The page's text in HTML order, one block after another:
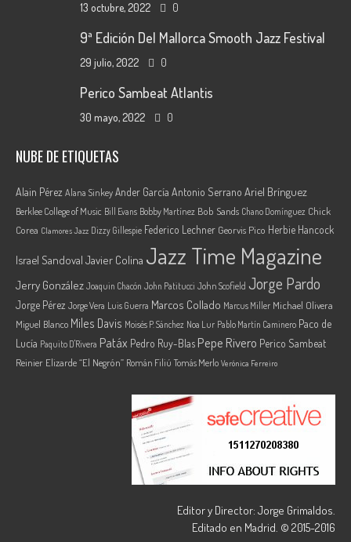
13 octubre, 2022 0
9ª Edición Del Mallorca Smooth Jazz Festival
29 julio, 2022 0
Perico Sambeat Atlantis
30 mayo, 2022 0
NUBE DE ETIQUETAS
Alain PérezAlana SinkeyAnder García Antonio Serrano Ariel Brínguez
Berklee College of Music Bill Evans Bobby Martínez Bob Sands Chano Domínguez Chick
Corea Clamores Jazz Dizzy Gillespie Federico Lechner Georvis Pico Herbie Hancock
Israel Sandoval Javier Colina Jazz Time Magazine
Jerry González Joaquin Chacón John Patitucci John Scofield Jorge Pardo
Jorge Pérez Jorge Vera Luis Guerra Marcos Collado Marcus Miller Michael Olivera
Miguel Blanco Miles Davis Moisés P. Sánchez Noa Lur Pablo Martín Caminero Paco de
Lucía Paquito D'Rivera Patáx Pedro Ruy-Blas Pepe Rivero Perico Sambeat
Reinier Elizarde “El Negrón” Román Filiú Tomás Merlo Verónica Ferreiro
Editor y Director: Jorge Grimaldos.
Editado en Madrid. © 2015-2016